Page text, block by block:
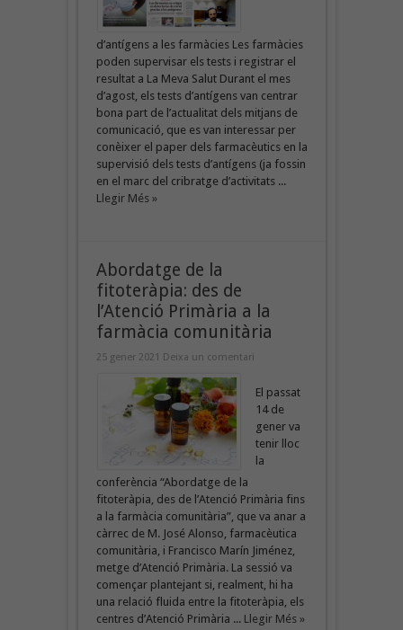
d’antígens a les farmàcies Les farmàcies
poden supervisar els tests i registrar el
resultat a La Meva Salut Durant el mes
d’agost, els tests d’antígens van centrar
bona part de l’actualitat dels mitjans de
comunicació, que es van interessar per
conèixer el paper dels farmacèutics en la
supervisió dels tests d’antígens (ja fossin
en el marc del cribratge d’activitats ...
Llegir Més »
Abordatge de la
fitoteràpia: des de
l’Atenció Primària a la
farmàcia comunitària
25 gener 2021 Deixa un comentari
El passat
14 de
gener va
tenir lloc
la
conferència “Abordatge de la
fitoteràpia, des de l’Atenció Primària fins
a la farmàcia comunitària”, que va anar a
càrrec de M. José Alonso, farmacèutica
comunitària, i Francisco Marín Jiménez,
metge d’Atenció Primària. La sessió va
començar plantejant si, realment, hi ha
una relació fluida entre la fitoteràpia, els
centres d’Atenció Primària ... Llegir Més »